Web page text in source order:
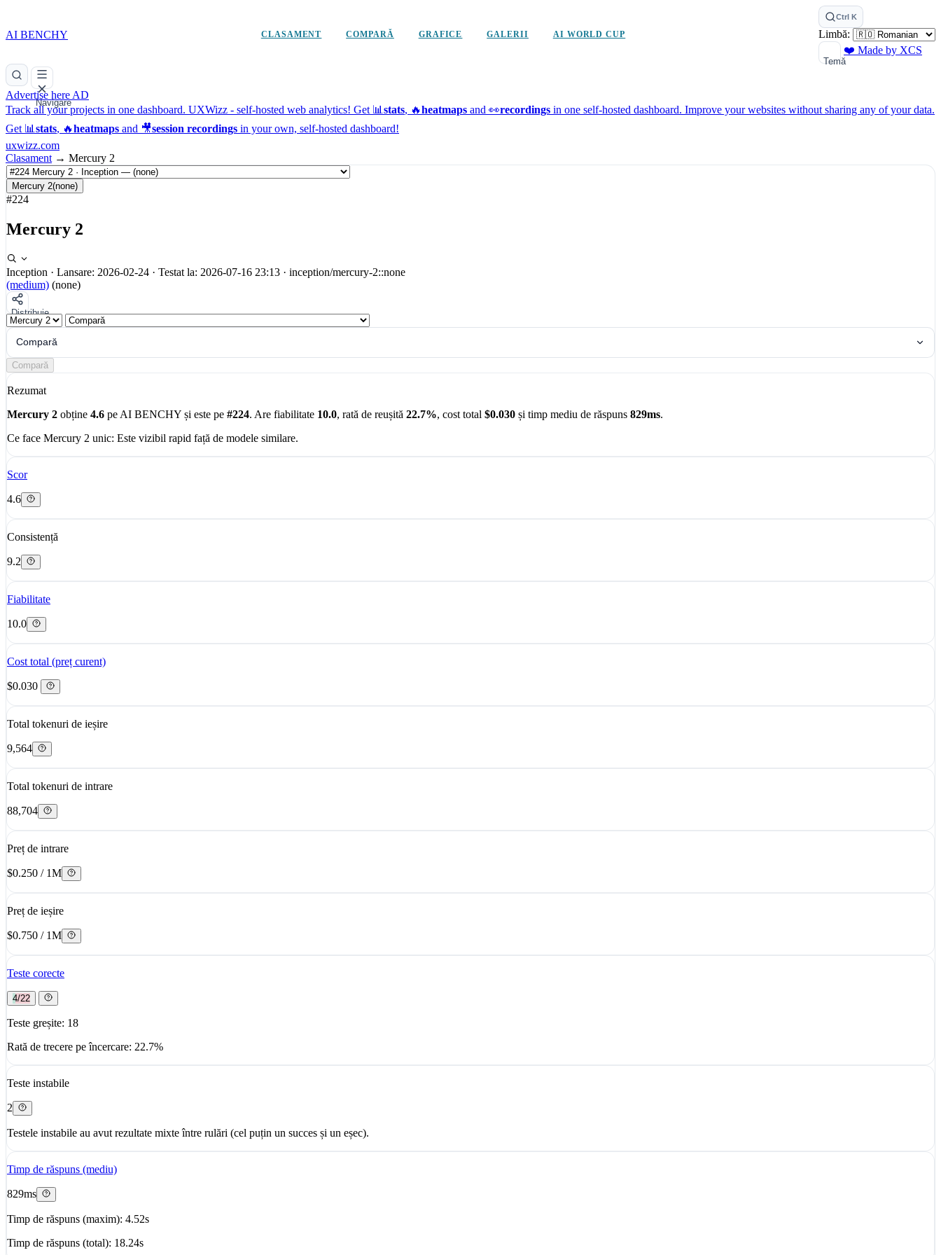
AI BENCHY CLASAMENT COMPARĂ GRAFICE GALERII AI WORLD CUP
Ctrl K
Limbă:
Temă
❤️ Made by XCS
Navigare
Advertise here AD
Track all your projects in one dashboard. UXWizz - self-hosted web analytics! Get 📊 stats, 🔥heatmaps and 👀recordings in one self-hosted dashboard. Improve your websites without sharing any of your data.
Get 📊 stats, 🔥heatmaps and 🎥session recordings in your own, self-hosted dashboard!
uxwizz.com
Clasament → Mercury 2
Mercury 2(none)
#224
Mercury 2
Inception · Lansare: 2026-02-24 · Testat la: 2026-07-16 23:13 · inception/mercury-2::none
(medium) (none)
Distribuie
Compară
Compară
Rezumat
Mercury 2 obține 4.6 pe AI BENCHY și este pe #224. Are fiabilitate 10.0, rată de reușită 22.7%, cost total $0.030 și timp mediu de răspuns 829ms.
Ce face Mercury 2 unic: Este vizibil rapid față de modele similare.
Scor
4.6
Consistență
9.2
Fiabilitate
10.0
Cost total (preț curent)
$0.030
Total tokenuri de ieșire
9,564
Total tokenuri de intrare
88,704
Preț de intrare
$0.250 / 1M
Preț de ieșire
$0.750 / 1M
Teste corecte
4/22
Teste greșite: 18
Rată de trecere pe încercare: 22.7%
Teste instabile
2
Testele instabile au avut rezultate mixte între rulări (cel puțin un succes și un eșec).
Timp de răspuns (mediu)
829ms
Timp de răspuns (maxim): 4.52s
Timp de răspuns (total): 18.24s